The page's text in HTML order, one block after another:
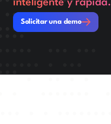
inteligente y rápida.
Solicitar una demo
Solicitar una demo